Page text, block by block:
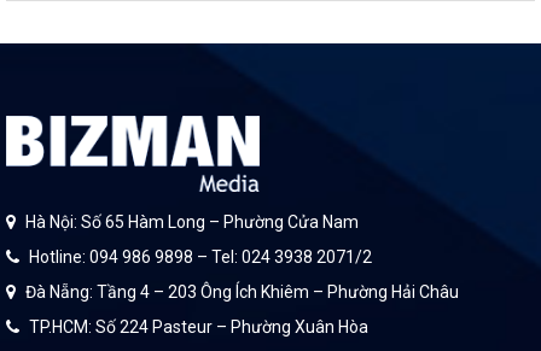
Hà Nội: Số 65 Hàm Long – Phường Cửa Nam
Hotline: 094 986 9898 – Tel: 024 3938 2071/2
Đà Nẵng: Tầng 4 – 203 Ông Ích Khiêm – Phường Hải Châu
TP.HCM: Số 224 Pasteur – Phường Xuân Hòa